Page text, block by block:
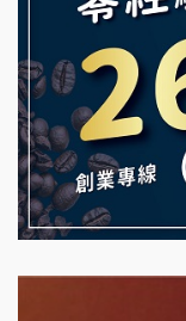
自助洗衣店誠
MUSHEN徵
日十。早午食
拾鑶火鍋加盟說
雞咕雞咕加盟
TEA TOP加盟說
珍好味臭臭鍋
藍象廷泰式火鍋